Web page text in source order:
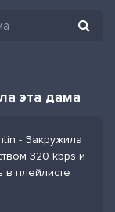
эта дама
- Закружила
320 kbps и
в плейлисте